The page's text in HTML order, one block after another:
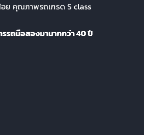
ย คุณภาพรถเกรด S class
รรถมือสองมามากกว่า 40 ปี